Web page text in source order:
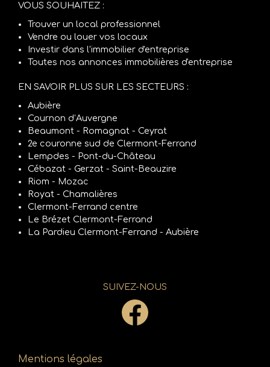
VOUS SOUHAITEZ :
Trouver un local professionnel
Vendre ou louer vos locaux
Investir dans l'immobilier d'entreprise
Toutes nos annonces immobilières d'entreprise
EN SAVOIR PLUS SUR LES SECTEURS :
Aubière
Cournon d’Auvergne
Beaumont - Romagnat - Ceyrat
2e couronne sud de Clermont-Ferrand
Lempdes - Pont-du-Château
Cébazat - Gerzat - Saint-Beauzire
Riom - Mozac
Royat - Chamalières
Clermont-Ferrand centre
Le Brézet Clermont-Ferrand
La Pardieu Clermont-Ferrand - Aubière
SUIVEZ-NOUS
Mentions légales